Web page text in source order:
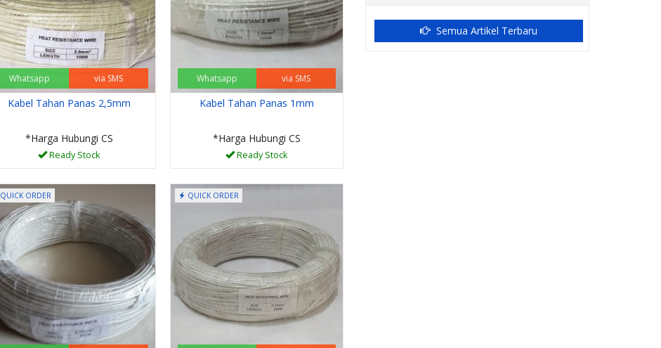
Whatsapp via SMS
Kabel Tahan Panas 2,5mm
*Harga Hubungi CS
Ready Stock
Whatsapp via SMS
Kabel Tahan Panas 1mm
*Harga Hubungi CS
Ready Stock
QUICK ORDER QUICK ORDER
Semua Artikel Terbaru